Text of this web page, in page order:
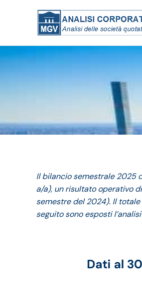
Il bilancio semestrale 2025
a/a), un risultato operativo
semestre del 2024). Il totale
seguito sono esposti
Dati al